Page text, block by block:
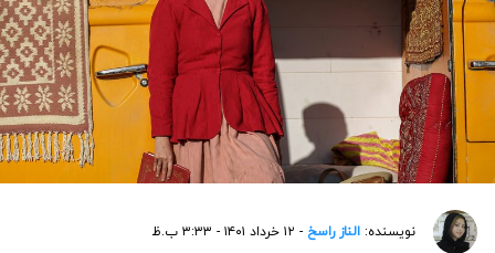
نویسنده: الناز راسخ - ۱۲ خرداد ۱۴۰۱ - ۳:۳۳ ب.ظ